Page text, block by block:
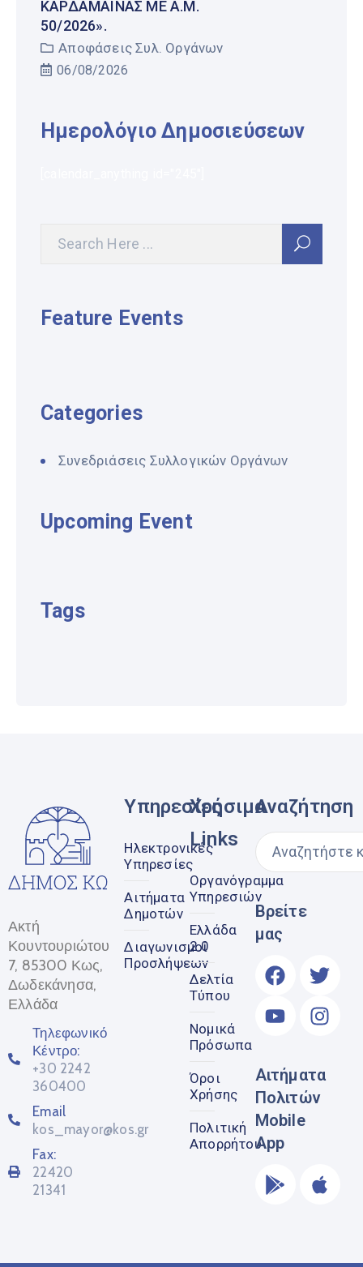
ΚΑΡΔΆΜΑΙΝΑΣ ΜΕ Α.Μ.
50/2026».
Αποφάσεις Συλ. Οργάνων
06/08/2026
Ημερολόγιο Δημοσιεύσεων
Feature Events
Categories
Συνεδριάσεις Συλλογικών Οργάνων
Upcoming Event
Tags
Ακτή
Κουντουριώτου
7, 85300 Κως,
Δωδεκάνησα,
Ελλάδα
Τηλεφωνικό
Κέντρο:
+30 2242
360400
Email
kos_mayor@kos.gr
Fax:
22420
21341
Υπηρεσίες
Ηλεκτρονικές
Υπηρεσίες
Αιτήματα
Δημοτών
Διαγωνισμοί
Προσλήψεων
Χρήσιμα
Links
Οργανόγραμμα
Υπηρεσιών
Ελλάδα
2.0
Δελτία
Τύπου
Νομικά
Πρόσωπα
Όροι
Χρήσης
Πολιτική
Απορρήτου
Αναζήτηση
Βρείτε
μας
Αιτήματα
Πολιτών
Mobile
App